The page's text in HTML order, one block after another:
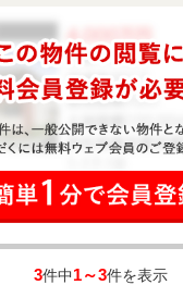
3件中1～3件を表示